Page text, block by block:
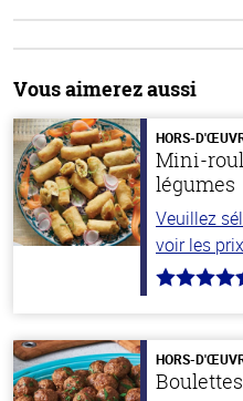
Vous aimerez aussi
HORS-
Mini-
légumes
Veuillez
voir les
4.8
stars
HORS-